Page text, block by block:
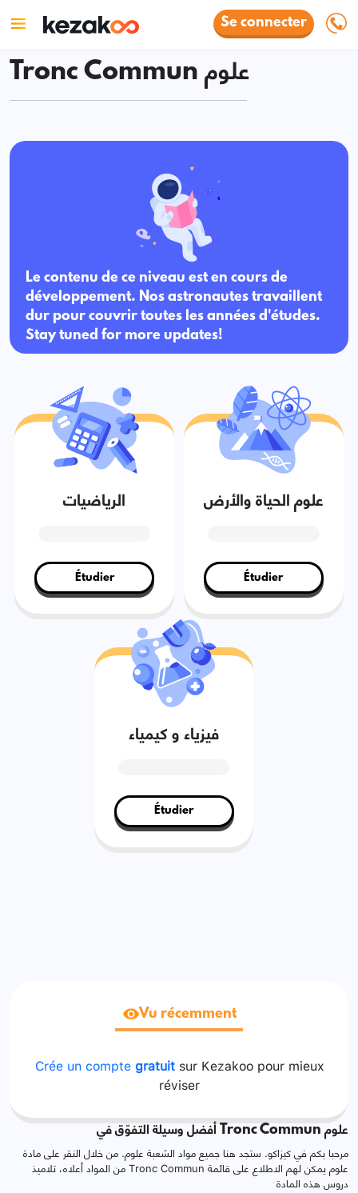
Se connecter
Tronc Commun علوم
Le contenu de ce niveau est en cours de
développement. Nos astronautes travaillent
dur pour couvrir toutes les années d'études.
Stay tuned for more updates!
الرياضيات
Étudier
علوم الحياة والأرض
Étudier
فيزياء و كيمياء
Étudier
Vu récemment
Crée un comptegratuitsur Kezakoo pour mieux
réviser
أفضل وسيلة التفوّق في Tronc Commun علوم
مرحبا بكم في كيزاكو. ستجد هنا جميع مواد الشعبة علوم. من خلال النقر على مادة
من المواد أعلاه، تلاميذ Tronc Commun علوم يمكن لهم الاطلاع على قائمة
دروس هذه المادة